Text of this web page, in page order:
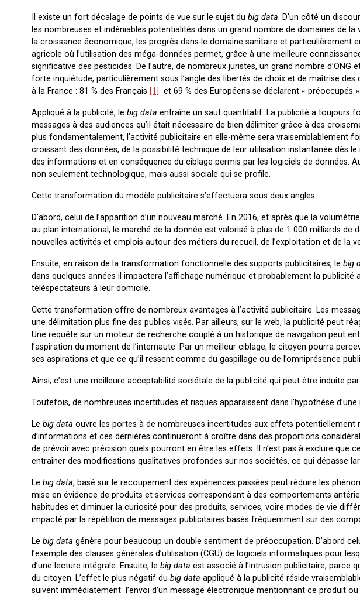
Il existe un fort décalage de points de vue sur le sujet du big data. D’un côté un
les nombreuses et indéniables potentialités dans un grand nombre de domaines de
la croissance économique, les progrès dans le domaine sanitaire et particulièrement
agricole où l’utilisation des méga-données permet, grâce à une meilleure
significative des pesticides. De l’autre, de nombreux juristes, un grand nombre d’ONG
forte inquiétude, particulièrement sous l’angle des libertés de choix et de maîtrise des
à la France : 81 % des Français [1] et 69 % des Européens se déclarent « préoccupés
Appliqué à la publicité, le big data entraîne un saut quantitatif. La publicité a toujours
messages à des audiences qu’il était nécessaire de bien délimiter grâce à des
plus fondamentalement, l’activité publicitaire en elle-même sera vraisemblablement
croissant des données, de la possibilité technique de leur utilisation instantanée dès
des informations et en conséquence du ciblage permis par les logiciels de données.
non seulement technologique, mais aussi sociale qui se profile.
Cette transformation du modèle publicitaire s’effectuera sous deux angles.
D’abord, celui de l’apparition d’un nouveau marché. En 2016, et après que la
au plan international, le marché de la donnée est valorisé à plus de 1 000 milliards de
nouvelles activités et emplois autour des métiers du recueil, de l’exploitation et de la
Ensuite, en raison de la transformation fonctionnelle des supports publicitaires, le big
dans quelques années il impactera l’affichage numérique et probablement la publicité
téléspectateurs à leur domicile.
Cette transformation offre de nombreux avantages à l’activité publicitaire. Les
une délimitation plus fine des publics visés. Par ailleurs, sur le web, la publicité peut
Une requête sur un moteur de recherche couplé à un historique de navigation peut
l’aspiration du moment de l’internaute. Par un meilleur ciblage, le citoyen pourra
ses aspirations et que ce qu’il ressent comme du gaspillage ou de l’omniprésence
Ainsi, c’est une meilleure acceptabilité sociétale de la publicité qui peut être induite
Toutefois, de nombreuses incertitudes et risques apparaissent dans l’hypothèse
Le big data ouvre les portes à de nombreuses incertitudes aux effets potentiellement
d’informations et ces dernières continueront à croître dans des proportions
de prévoir avec précision quels pourront en être les effets. Il n’est pas à exclure que
entraîner des modifications qualitatives profondes sur nos sociétés, ce qui dépasse
Le big data, basé sur le recoupement des expériences passées peut réduire les
mise en évidence de produits et services correspondant à des comportements
habitudes et diminuer la curiosité pour des produits, services, voire modes de vie
impacté par la répétition de messages publicitaires basés fréquemment sur des
Le big data génère pour beaucoup un double sentiment de préoccupation. D’abord
l’exemple des clauses générales d’utilisation (CGU) de logiciels informatiques pour
d’une lecture intégrale. Ensuite, le big data est associé à l’intrusion publicitaire, parce
du citoyen. L’effet le plus négatif du big data appliqué à la publicité réside
suivent immédiatement l’envoi d’un message électronique mentionnant ce produit